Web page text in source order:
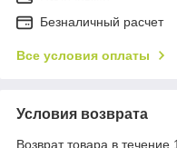
Безналичный расчет
Все условия оплаты
Условия возврата
Возврат товара в